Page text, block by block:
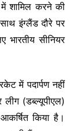
में शामिल करने की
इंग्लैंड दौरे पर
सीनियर
में पदार्पण नहीं
(डब्ल्यूपीएल)
किया है।